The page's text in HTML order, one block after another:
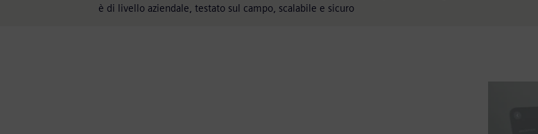
è di livello aziendale, testato sul campo, scalabile e sicuro